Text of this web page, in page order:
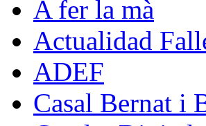
A fer la mà
Actualidad
ADEF
Casal Bernat i